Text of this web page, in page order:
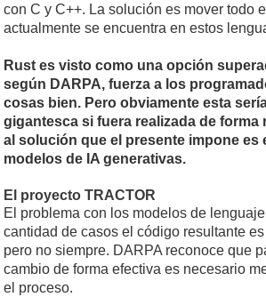
con C y C++. La solución es mover todo
actualmente se encuentra en estos
Rust es visto como una opción
según DARPA, fuerza a los
cosas bien. Pero obviamente esta
gigantesca si fuera realizada de forma
al solución que el presente impone es
modelos de IA generativas.
El proyecto TRACTOR
El problema con los modelos de
cantidad de casos el código resultante
pero no siempre. DARPA reconoce que
cambio de forma efectiva es necesario
el proceso.